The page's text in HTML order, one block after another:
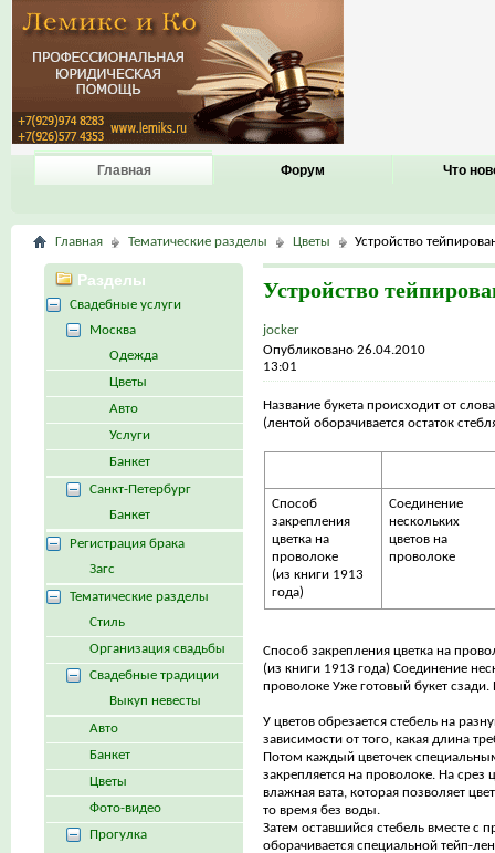
Главная Форум Что
Главная Тематические разделы Цветы Устройство
Устройство
jocker
Опубликовано 26.04.2010
13:01
Название букета происходит от
(лентой оборачивается остаток
Способ
закрепления
цветка на
проволоке
(из книги 1913
года)
Соединение
нескольких
цветов на
проволоке
Способ закрепления цветка на
(из книги 1913 года) Соединение
проволоке Уже готовый букет сзади.
У цветов обрезается стебель на
зависимости от того, какая длина
Потом каждый цветочек
закрепляется на проволоке. На срез
влажная вата, которая позволяет
то время без воды.
Затем оставшийся стебель вместе с
оборачивается специальной тейп-
Разделы
Свадебные услуги
Москва
Одежда
Цветы
Авто
Услуги
Банкет
Санкт-Петербург
Банкет
Регистрация брака
Загс
Тематические разделы
Стиль
Организация свадьбы
Свадебные традиции
Выкуп невесты
Авто
Банкет
Цветы
Фото-видео
Прогулка